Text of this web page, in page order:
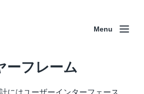
Menu
ーフレーム
にはユーザーインターフェース